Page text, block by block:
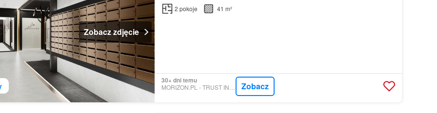
Zobacz zdjęcie
2 pokoje 41 m²
30+ dni temu
MORIZON.PL - TRUST INVESTMENT SA Zobacz